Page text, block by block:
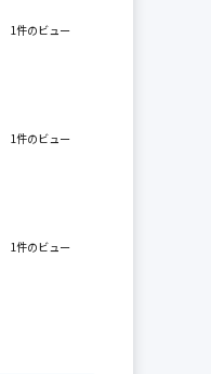
1件のビュー
1件のビュー
1件のビュー